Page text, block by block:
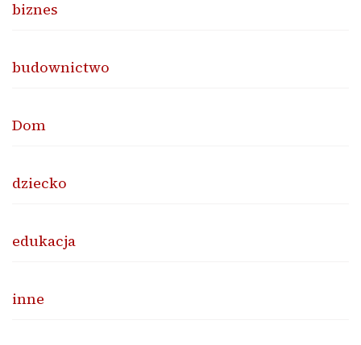
biznes
budownictwo
Dom
dziecko
edukacja
inne